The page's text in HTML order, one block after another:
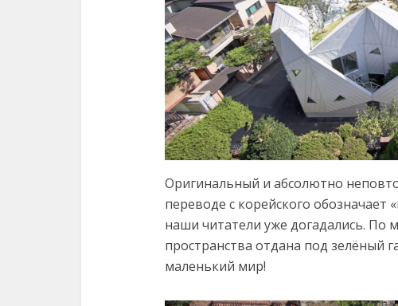
Оригинальный и абсолютно
переводе с корейского
наши читатели уже догадались. По
пространства отдана под зелёный
маленький мир!